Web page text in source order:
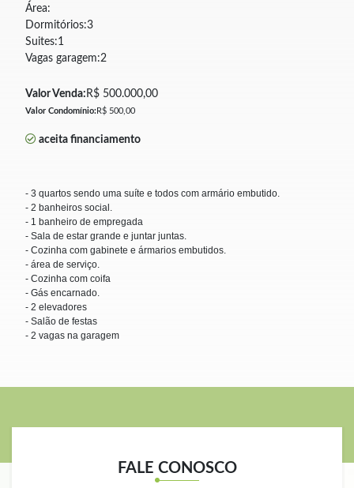
Área:
Dormitórios:3
Suites:1
Vagas garagem:2
Valor Venda: R$ 500.000,00
Valor Condomínio:R$ 500,00
aceita financiamento
- 3 quartos sendo uma suíte e todos com armário embutido.
- 2 banheiros social.
- 1 banheiro de empregada
- Sala de estar grande e juntar juntas.
- Cozinha com gabinete e ármarios embutidos.
- área de serviço.
- Cozinha com coifa
- Gás encarnado.
- 2 elevadores
- Salão de festas
- 2 vagas na garagem
FALE CONOSCO